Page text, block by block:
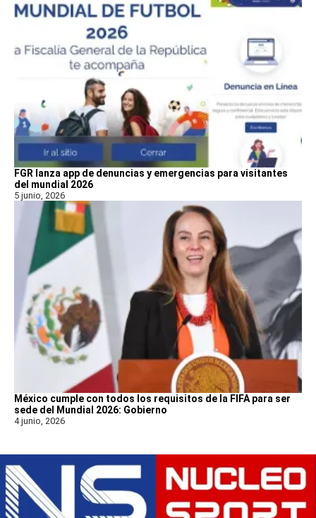
FGR lanza app de denuncias y emergencias para visitantes
del mundial 2026
5 junio, 2026
México cumple con todos los requisitos de la FIFA para ser
sede del Mundial 2026: Gobierno
4 junio, 2026